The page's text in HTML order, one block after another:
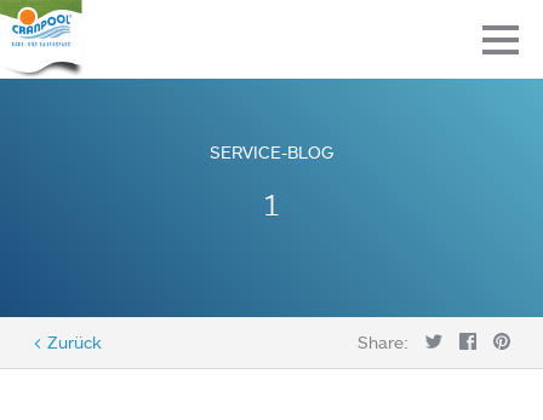
SERVICE-BLOG
1
< Zurück Share: